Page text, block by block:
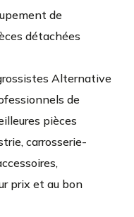
de
détachées
Alternative
de
pièces
carrosserie-
prix et au bon